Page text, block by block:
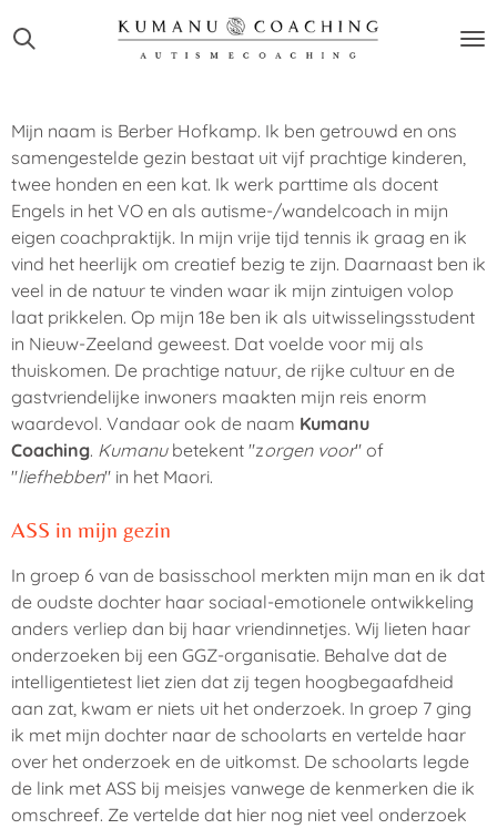
direct
hoofdinhoud
Mijn naam is Berber Hofkamp. Ik ben getrouwd en ons
samengestelde gezin bestaat uit vijf prachtige kinderen,
twee honden en een kat. Ik werk parttime als docent
Engels in het VO en als autisme-/wandelcoach in mijn
eigen coachpraktijk. In mijn vrije tijd tennis ik graag en ik
vind het heerlijk om creatief bezig te zijn. Daarnaast ben ik
veel in de natuur te vinden waar ik mijn zintuigen volop
laat prikkelen. Op mijn 18e ben ik als uitwisselingsstudent
in Nieuw-Zeeland geweest. Dat voelde voor mij als
thuiskomen. De prachtige natuur, de rijke cultuur en de
gastvriendelijke inwoners maakten mijn reis enorm
waardevol. Vandaar ook de naam Kumanu
Coaching. Kumanubetekent "zorgen voor" of
"liefhebben" in het Maori.
ASS in mijn gezin
In groep 6 van de basisschool merkten mijn man en ik dat
de oudste dochter haar sociaal-emotionele ontwikkeling
anders verliep dan bij haar vriendinnetjes. Wij lieten haar
onderzoeken bij een GGZ-organisatie. Behalve dat de
intelligentietest liet zien dat zij tegen hoogbegaafdheid
aan zat, kwam er niets uit het onderzoek. In groep 7 ging
ik met mijn dochter naar de schoolarts en vertelde haar
over het onderzoek en de uitkomst. De schoolarts legde
de link met ASS bij meisjes vanwege de kenmerken die ik
omschreef. Ze vertelde dat hier nog niet veel onderzoek